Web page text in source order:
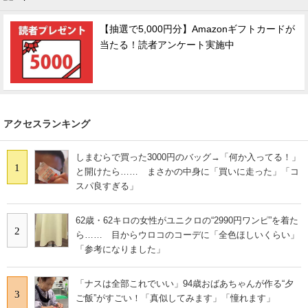
【抽選で5,000円分】Amazonギフトカードが
当たる！読者アンケート実施中
アクセスランキング
1
しまむらで買った3000円のバッグ→「何か入ってる！」
と開けたら…… まさかの中身に「買いに走った」「コ
スパ良すぎる」
2
62歳・62キロの女性がユニクロの“2990円ワンピ”を着た
ら…… 目からウロコのコーデに「全色ほしいくらい」
「参考になりました」
3
「ナスは全部これでいい」94歳おばあちゃんが作る“夕
ご飯”がすごい！「真似してみます」「憧れます」